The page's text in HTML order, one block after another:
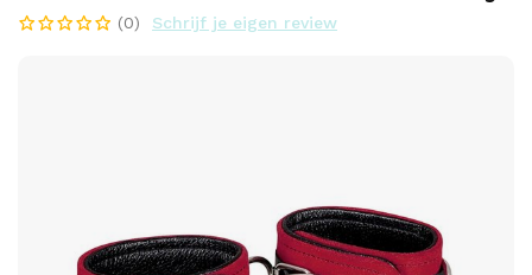
(0) Schrijf je eigen review